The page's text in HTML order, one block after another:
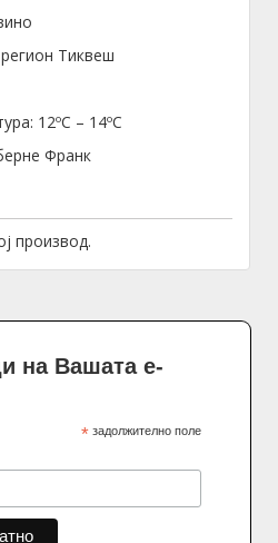
Тиквеш
12ºC – 14ºC
Франк
производ.
на Вашата е-
* задолжително поле